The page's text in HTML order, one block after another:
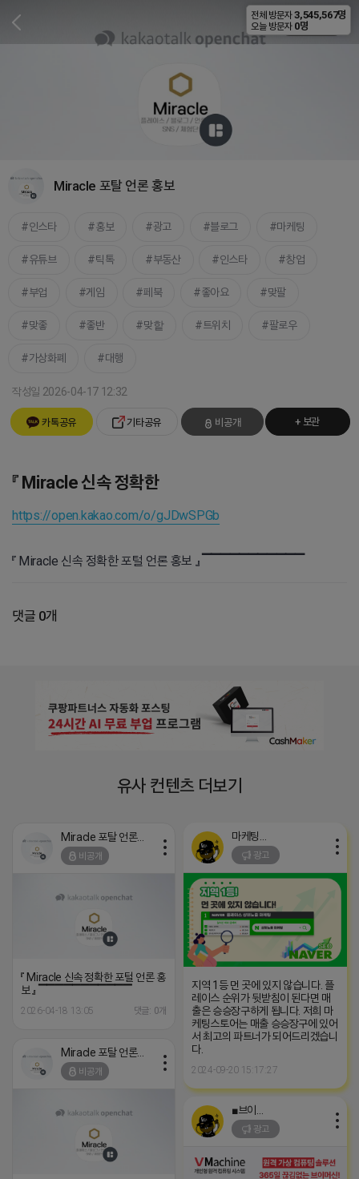
비공개
Miracle 포탈 언론 홍보
인스타 홍보 광고 블로그 마케팅
유튜브 틱톡 부동산 인스타 창업
부업 게임 페북 좋아요 맞팔
맞좋 좋반 맞핱 트위치 팔로우
가상화폐 대행
작성일 2026-04-17 12:32
카톡공유 기타공유 비공개 + 보관
『 Miracle 신속 정확한
https://open.kakao.com/o/gJDwSPGb
『 Miracle 신속 정확한 포털 언론 홍보 』 ▔▔▔▔▔▔▔▔▔▔▔
댓글 0개
유사 컨텐츠 더보기
Miracle 포탈 언론 홍보
비공개
『 Miracle 신속 정확한 포털 언론 홍
보 』 ▔▔▔▔▔▔▔▔▔▔▔
2026-04-18 13:05 댓글: 0개
광고
지역 1등 먼 곳에 있지 않습니다. 플
레이스 순위가 뒷받침이 된다면 매
출은 승승장구하게 됩니다. 저희 마
케팅스토어는 매출 승승장구에 있어
서 최고의 파트너가 되어드리겠습니
다.
2024-09-20 15:17:27
Miracle 포탈 언론 홍보
비공개
광고
전체 방문자 3,545,567명
오늘 방문자 0명